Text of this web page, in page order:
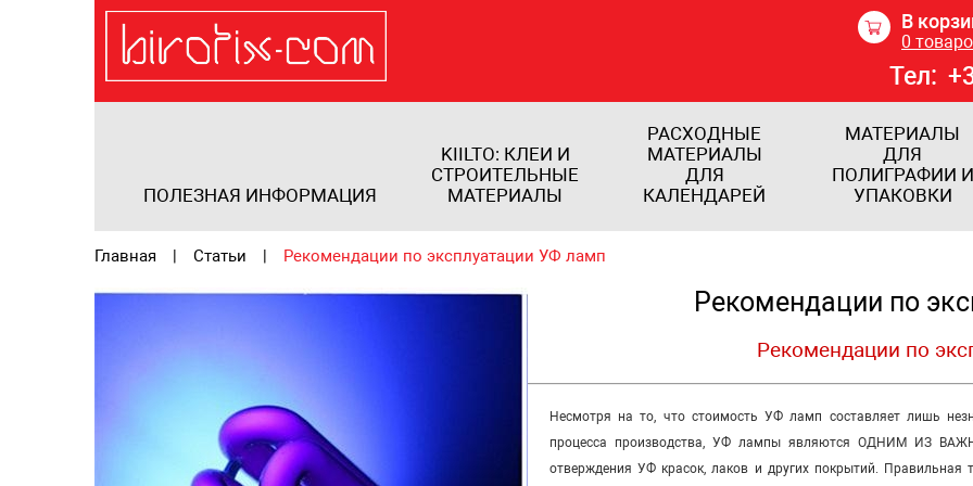
В
0
Тел:
ПОЛЕЗНАЯ ИНФОРМАЦИЯ
KIILTO: КЛЕИ И
СТРОИТЕЛЬНЫЕ
МАТЕРИАЛЫ
РАСХОДНЫЕ
МАТЕРИАЛЫ
ДЛЯ
КАЛЕНДАРЕЙ
МАТЕРИАЛЫ
ДЛЯ
ПОЛИГРАФИИ И
УПАКОВКИ
Главная Статьи Рекомендации по эксплуатации УФ ламп
Рекомендации по
Рекомендации по
Несмотря на то, что стоимость УФ ламп составляет лишь
процесса производства, УФ лампы являются ОДНИМ ИЗ
отверждения УФ красок, лаков и других покрытий.